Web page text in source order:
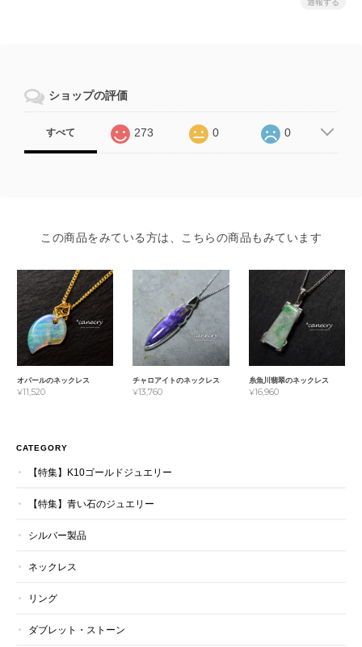
通報する
ショップの評価
すべて 273 0 0
この商品をみている方は、こちらの商品もみています
オパールのネックレス
¥11,520
チャロアイトのネックレス
¥13,760
糸魚川翡翠のネックレス
¥16,960
CATEGORY
【特集】K10ゴールドジュエリー
【特集】青い石のジュエリー
シルバー製品
ネックレス
リング
ダブレット・ストーン